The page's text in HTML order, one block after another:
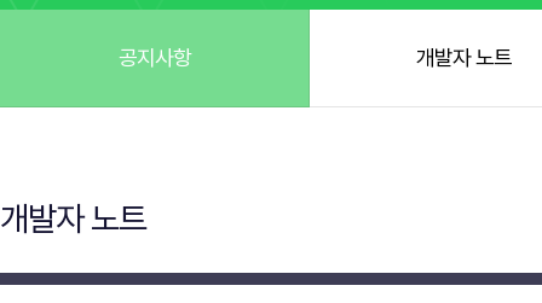
방명록
설정
유저 가이드
게임 플레이 버그 제보
공지사항 개발자 노트
개발자 노트